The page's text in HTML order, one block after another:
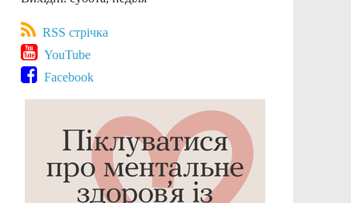
RSS стрічка
YouTube
Facebook